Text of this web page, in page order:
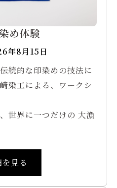
め体験
年8月15日
統的な印染めの技法に
染工による、ワークシ
世界に一つだけの 大漁
見る